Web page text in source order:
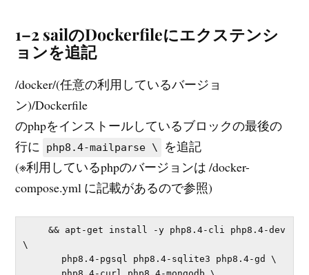
1–2 sailのDockerfileにエクステンシ
ョンを追記
/docker/(任意の利用しているバージョ
ン)/Dockerfile
のphpをインストールしているブロックの最後の
行に
php8.4-mailparse \
を追記
(※利用しているphpのバージョンは /docker-
compose.yml に記載があるので参照)
    && apt-get install -y php8.4-cli php8.4-dev
\